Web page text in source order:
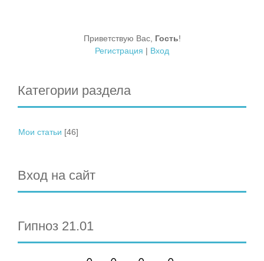
Приветствую Вас, Гость!
Регистрация | Вход
Категории раздела
Мои статьи [46]
Вход на сайт
Гипноз 21.01